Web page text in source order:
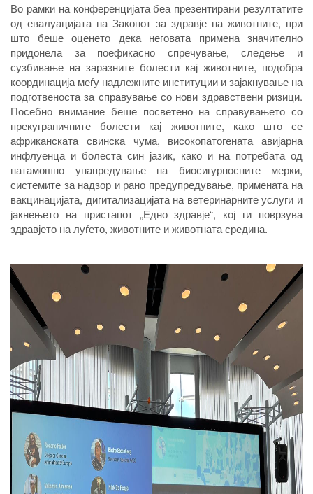
Во рамки на конференцијата беа презентирани резултатите
од евалуацијата на Законот за здравје на животните, при
што беше оценето дека неговата примена значително
придонела за поефикасно спречување, следење и
сузбивање на заразните болести кај животните, подобра
координација меѓу надлежните институции и зајакнување на
подготвеноста за справување со нови здравствени ризици.
Посебно внимание беше посветено на справувањето со
прекуграничните болести кај животните, како што се
африканската свинска чума, високопатогената авијарна
инфлуенца и болеста син јазик, како и на потребата од
натамошно унапредување на биосигурносните мерки,
системите за надзор и рано предупредување, примената на
вакцинацијата, дигитализацијата на ветеринарните услуги и
јакнењето на пристапот „Едно здравје“, кој ги поврзува
здравјето на луѓето, животните и животната средина.